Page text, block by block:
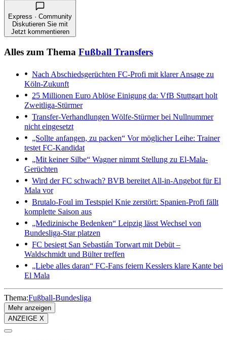
Express · Community
Diskutieren Sie mit
Jetzt kommentieren
Alles zum Thema Fußball Transfers
Nach Abschiedsgerüchten FC-Profi mit klarer Ansage zu
Köln-Zukunft
25 Millionen Euro Ablöse Einigung da: VfB Stuttgart holt
Zweitliga-Stürmer
Transfer-Verhandlungen Wölfe-Stürmer bei Nullnummer
nicht eingesetzt
„Sollte anfangen, zu packen“ Vor möglicher Leihe: Trainer
testet FC-Kandidat
„Mit keiner Silbe“ Wagner nimmt Stellung zu El-Mala-
Gerüchten
Wird der FC schwach? BVB bereitet All-in-Angebot für El
Mala vor
Brutalo-Foul im Testspiel Knie zerstört: Spanien-Profi fällt
komplette Saison aus
„Medizinische Bedenken“ Leipzig lässt Wechsel von
Bundesliga-Star platzen
FC besiegt San Sebastián Torwart mit Debüt –
Waldschmidt und Bülter treffen
„Liebe alles daran“ FC-Fans feiern Kesslers klare Kante bei
El Mala
Thema:Fußball-Bundesliga
Mehr anzeigen
ANZEIGE X